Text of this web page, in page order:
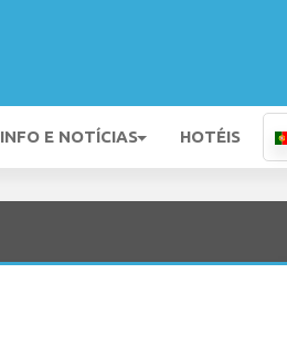
INFO E NOTÍCIAS HOTÉIS